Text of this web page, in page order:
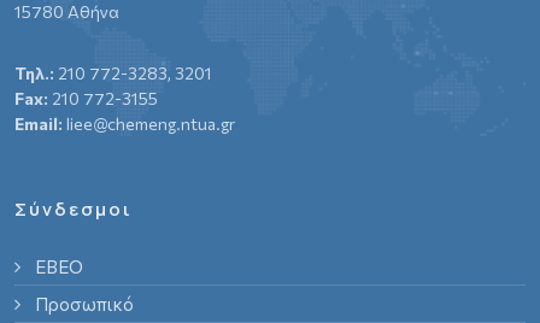
15780 Αθήνα
Τηλ.: 210 772-3283, 3201
Fax: 210 772-3155
Email: liee@chemeng.ntua.gr
Σύνδεσμοι
ΕΒΕΟ
Προσωπικό